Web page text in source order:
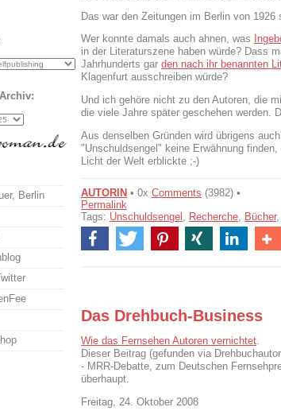
Das war den Zeitungen im Berlin von
Wer konnte damals auch ahnen, was
in der Literaturszene haben würde? Dass
Jahrhunderts gar den nach ihr benannten
Klagenfurt ausschreiben würde?
Und ich gehöre nicht zu den Autoren, die
die viele Jahre später geschehen werden.
Aus denselben Gründen wird übrigens
"Unschuldsengel" keine Erwähnung
Licht der Welt erblickte ;-)
AUTORIN • 0x Comments (3982) •
Permalink
Tags: Unschuldsengel Recherche Bücher,
Das Drehbuch-Business
Wie das Fernsehen Autoren vernichtet.
Dieser Beitrag (gefunden via
- MRR-Debatte, zum Deutschen
überhaupt.
Freitag, 24. Oktober 2008
Berlin